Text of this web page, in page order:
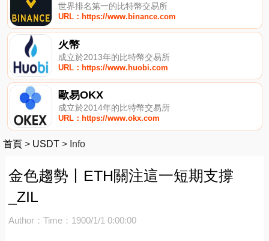
世界排名第一的比特幣交易所
URL：https://www.binance.com
火幣
成立於2013年的比特幣交易所
URL：https://www.huobi.com
歐易OKX
成立於2014年的比特幣交易所
URL：https://www.okx.com
首頁 > USDT > Info
金色趨勢丨ETH關注這一短期支撐
_ZIL
Author： Time：1900/1/1 0:00:00